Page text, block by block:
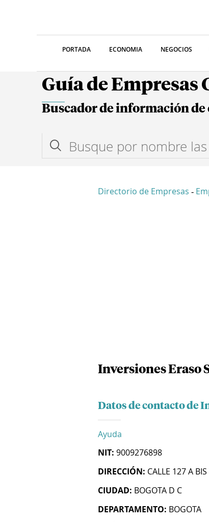
PORTADA ECONOMIA NEGOCIOS
Guía de Empresas
Buscador de información de
Directorio de Empresas -
Inversiones Eraso
Datos de contacto de
Ayuda
NIT: 9009276898
DIRECCIÓN: CALLE 127 A
CIUDAD: BOGOTA D C
DEPARTAMENTO: BOGOTA